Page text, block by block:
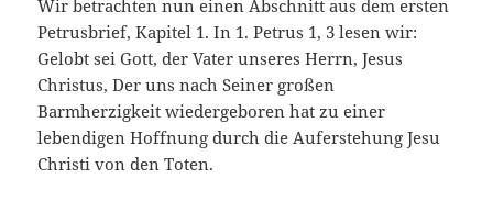
Wir betrachten nun einen Abschnitt aus dem ersten
Petrusbrief, Kapitel 1. In 1. Petrus 1, 3 lesen wir:
Gelobt sei Gott, der Vater unseres Herrn, Jesus
Christus, Der uns nach Seiner großen
Barmherzigkeit wiedergeboren hat zu einer
lebendigen Hoffnung durch die Auferstehung Jesu
Christi von den Toten.